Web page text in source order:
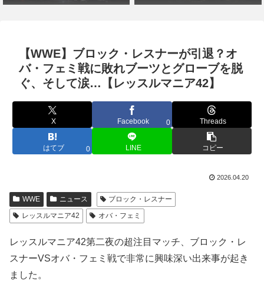
【WWE】ブロック・レスナーが引退？オ
バ・フェミ戦に敗れブーツとグローブを脱
ぐ、そして涙…【レッスルマニア42】
X Facebook 0 Threads
はてブ 0 LINE コピー
2026.04.20
WWE ニュース
ブロック・レスナー
レッスルマニア42
オバ・フェミ
レッスルマニア42第二夜の超注目マッチ、ブロック・レ
スナーVSオバ・フェミ戦で非常に興味深い出来事が起き
ました。